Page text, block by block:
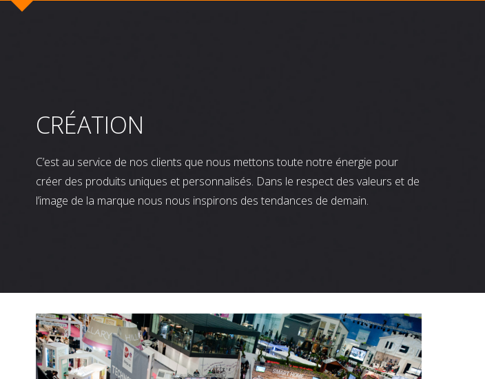
CRÉATION
C’est au service de nos clients que nous mettons toute notre énergie pour
créer des produits uniques et personnalisés. Dans le respect des valeurs et de
l’image de la marque nous nous inspirons des tendances de demain.